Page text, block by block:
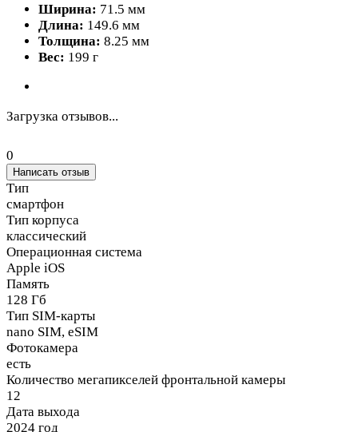
Ширина: 71.5 мм
Длина: 149.6 мм
Толщина: 8.25 мм
Вес: 199 г
Загрузка отзывов...
0
Написать отзыв
Тип
смартфон
Тип корпуса
классический
Операционная система
Apple iOS
Память
128 Гб
Тип SIM-карты
nano SIM, eSIM
Фотокамера
есть
Количество мегапикселей фронтальной камеры
12
Дата выхода
2024 год